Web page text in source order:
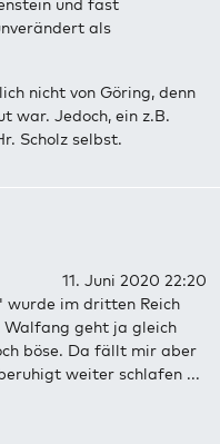
und fast
als
nicht von Göring, denn
war. Jedoch, ein z.B.
Scholz selbst.
11. Juni 2020 22:20
wurde im dritten Reich
geht ja gleich
böse. Da fällt mir aber
weiter schlafen ...